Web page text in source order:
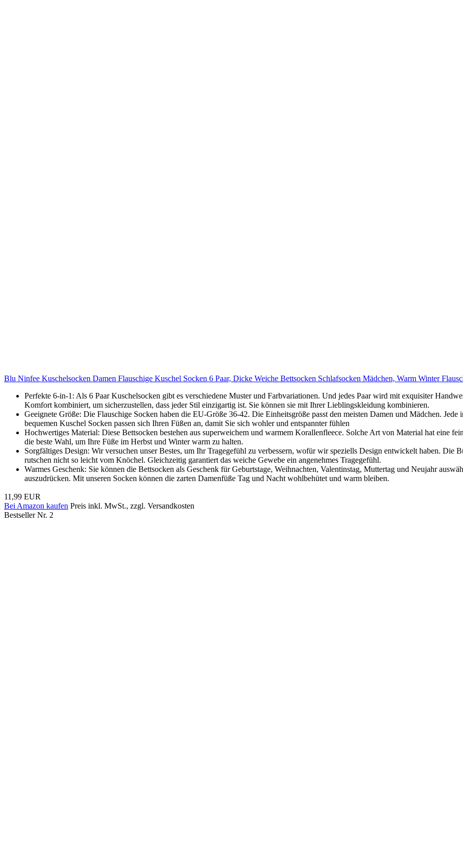
Blu Ninfee Kuschelsocken Damen Flauschige Kuschel Socken 6 Paar, Dicke Weiche Bettsocken Schlafsocken Mädchen, Warm Winter
Perfekte 6-in-1: Als 6 Paar Kuschelsocken gibt es verschiedene Muster und Farbvariationen. Und jedes Paar wird mit exquisiter
Komfort kombiniert, um sicherzustellen, dass jeder Stil einzigartig ist. Sie können sie mit Ihrer Lieblingskleidung kombinieren.
Geeignete Größe: Die Flauschige Socken haben die EU-Größe 36-42. Die Einheitsgröße passt den meisten Damen und Mädchen.
bequemen Kuschel Socken passen sich Ihren Füßen an, damit Sie sich wohler und entspannter fühlen
Hochwertiges Material: Diese Bettsocken bestehen aus superweichem und warmem Korallenfleece. Solche Art von Material hat eine
die beste Wahl, um Ihre Füße im Herbst und Winter warm zu halten.
Sorgfältiges Design: Wir versuchen unser Bestes, um Ihr Tragegefühl zu verbessern, wofür wir speziells Design entwickelt haben. Die
rutschen nicht so leicht vom Knöchel. Gleichzeitig garantiert das weiche Gewebe ein angenehmes Tragegefühl.
Warmes Geschenk: Sie können die Bettsocken als Geschenk für Geburtstage, Weihnachten, Valentinstag, Muttertag und Neujahr
auszudrücken. Mit unseren Socken können die zarten Damenfüße Tag und Nacht wohlbehütet und warm bleiben.
11,99 EUR
Bei Amazon kaufen Preis inkl. MwSt., zzgl. Versandkosten
Bestseller Nr. 2